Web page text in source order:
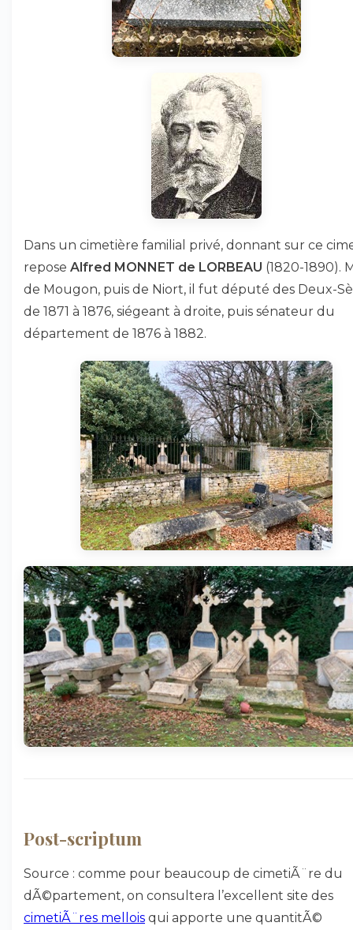
Dans un cimetière familial privé, donnant sur ce
repose Alfred MONNET de LORBEAU (1820-1890).
de Mougon, puis de Niort, il fut député des Deux-
de 1871 à 1876, siégeant à droite, puis sénateur du
département de 1876 à 1882.
Post-scriptum
Source : comme pour beaucoup de cimetiÃ¨re du
dÃ©partement, on consultera l’excellent site des
cimetiÃ¨res mellois qui apporte une quantitÃ©